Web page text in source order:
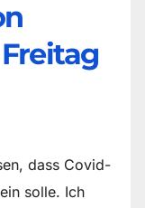
Freitag
dass Covid-
solle. Ich